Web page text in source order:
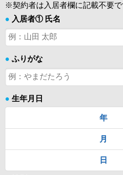
※契約者は入居者欄に記載不要で
● 入居者① 氏名
● ふりがな
● 生年月日
年
月
日